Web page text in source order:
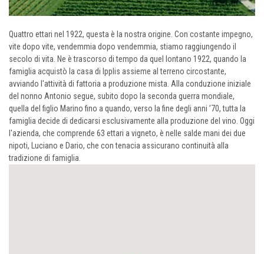
Quattro ettari nel 1922, questa è la nostra origine. Con costante impegno,
vite dopo vite, vendemmia dopo vendemmia, stiamo raggiungendo il
secolo di vita. Ne è trascorso di tempo da quel lontano 1922, quando la
famiglia acquistò la casa di Ipplis assieme al terreno circostante,
avviando l'attività di fattoria a produzione mista. Alla conduzione iniziale
del nonno Antonio segue, subito dopo la seconda guerra mondiale,
quella del figlio Marino fino a quando, verso la fine degli anni ’70, tutta la
famiglia decide di dedicarsi esclusivamente alla produzione del vino. Oggi
l'azienda, che comprende 63 ettari a vigneto, è nelle salde mani dei due
nipoti, Luciano e Dario, che con tenacia assicurano continuità alla
tradizione di famiglia.